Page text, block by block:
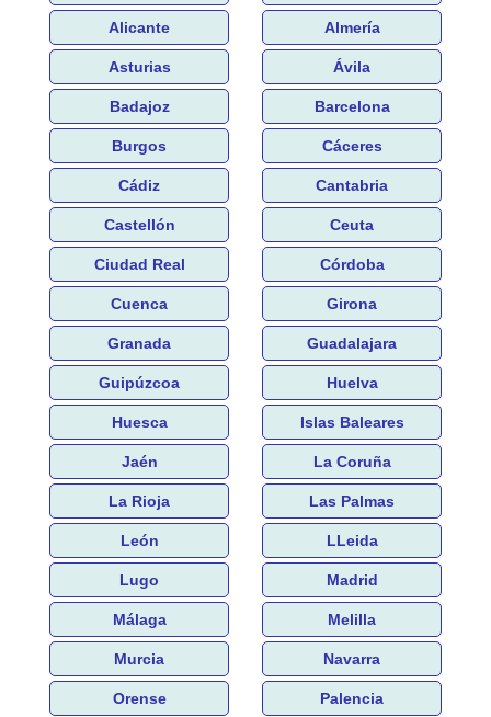
Alicante Almería
Asturias Ávila
Badajoz Barcelona
Burgos Cáceres
Cádiz Cantabria
Castellón Ceuta
Ciudad Real Córdoba
Cuenca Girona
Granada Guadalajara
Guipúzcoa Huelva
Huesca Islas Baleares
Jaén La Coruña
La Rioja Las Palmas
León LLeida
Lugo Madrid
Málaga Melilla
Murcia Navarra
Orense Palencia